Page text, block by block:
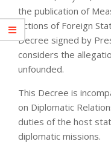
the publication of
Actions of Foreign
Decree signed by
considers the
unfounded.
This Decree is
on Diplomatic
duties of the host
diplomatic missions.